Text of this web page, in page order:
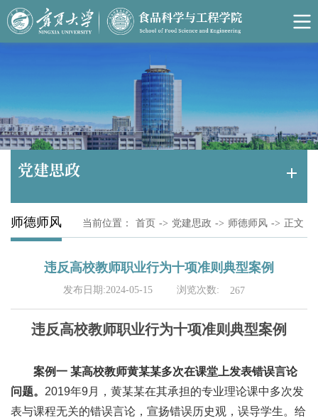
党建思政
师德师风 当前位置： 首页 -> 党建思政 -> 师德师风 -> 正文
违反高校教师职业行为十项准则典型案例
发布日期:2024-05-15 浏览次数: 267
违反高校教师职业行为十项准则典型案例
案例一 某高校教师黄某某多次在课堂上发表错误言论
问题。 2019年9月，黄某某在其承担的专业理论课中多次发
表与课程无关的错误言论，宣扬错误历史观，误导学生。给